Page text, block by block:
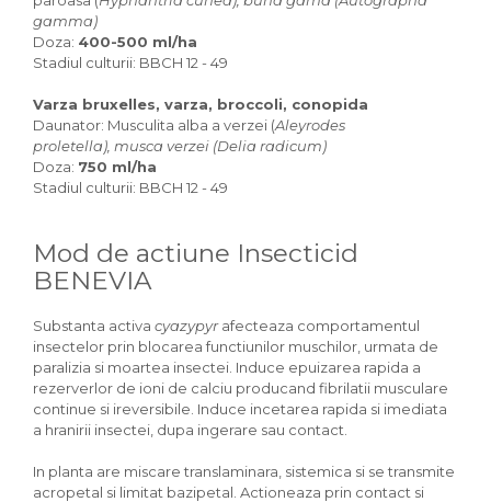
gamma)
Doza: 400-500 ml/ha
Stadiul culturii: BBCH 12 - 49
Varza bruxelles, varza, broccoli, conopida
Daunator: Musculita alba a verzei (Aleyrodes
proletella), musca verzei (Delia radicum)
Doza: 750 ml/ha
Stadiul culturii: BBCH 12 - 49
Mod de actiune Insecticid
BENEVIA
Substanta activa cyazypyrafecteaza comportamentul
insectelor prin blocarea functiunilor muschilor, urmata de
paralizia si moartea insectei. Induce epuizarea rapida a
rezerverlor de ioni de calciu producand fibrilatii musculare
continue si ireversibile. Induce incetarea rapida si imediata
a hranirii insectei, dupa ingerare sau contact.
In planta are miscare translaminara, sistemica si se transmite
acropetal si limitat bazipetal. Actioneaza prin contact si